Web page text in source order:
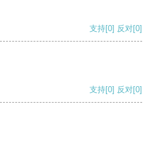
支持[0] 反对[0]
支持[0] 反对[0]